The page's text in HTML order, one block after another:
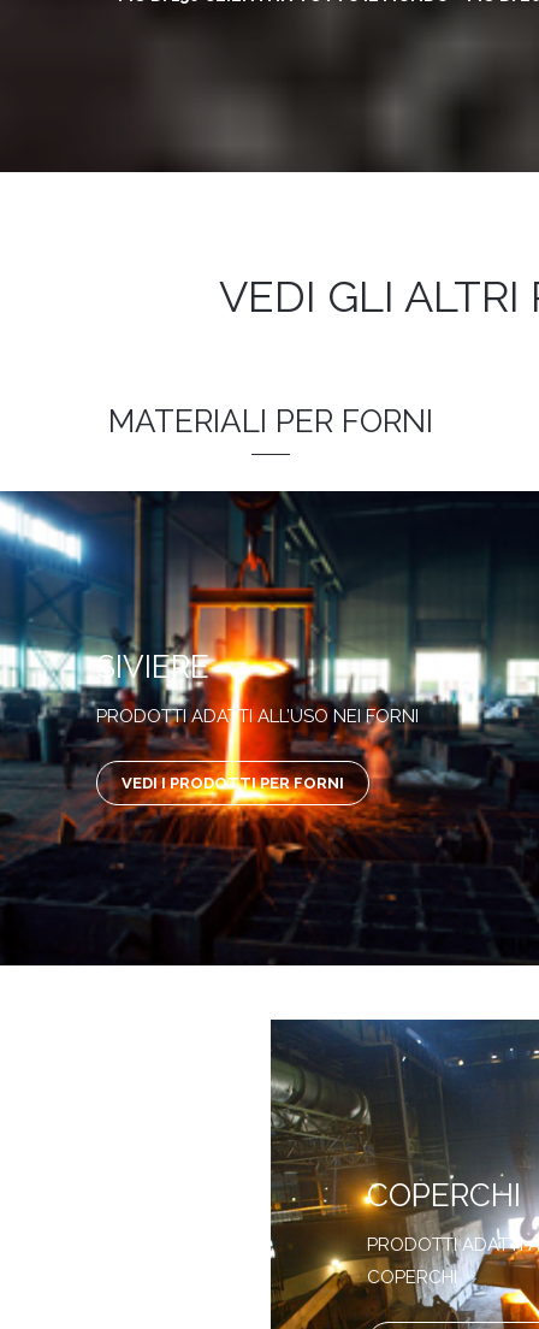
VEDI GLI ALTRI
MATERIALI PER FORNI
SIVIERE
PRODOTTI ADATTI ALL’USO NEI FORNI
VEDI I PRODOTTI PER FORNI
COPERCHI
PRODOTTI ADATTI
COPERCHI